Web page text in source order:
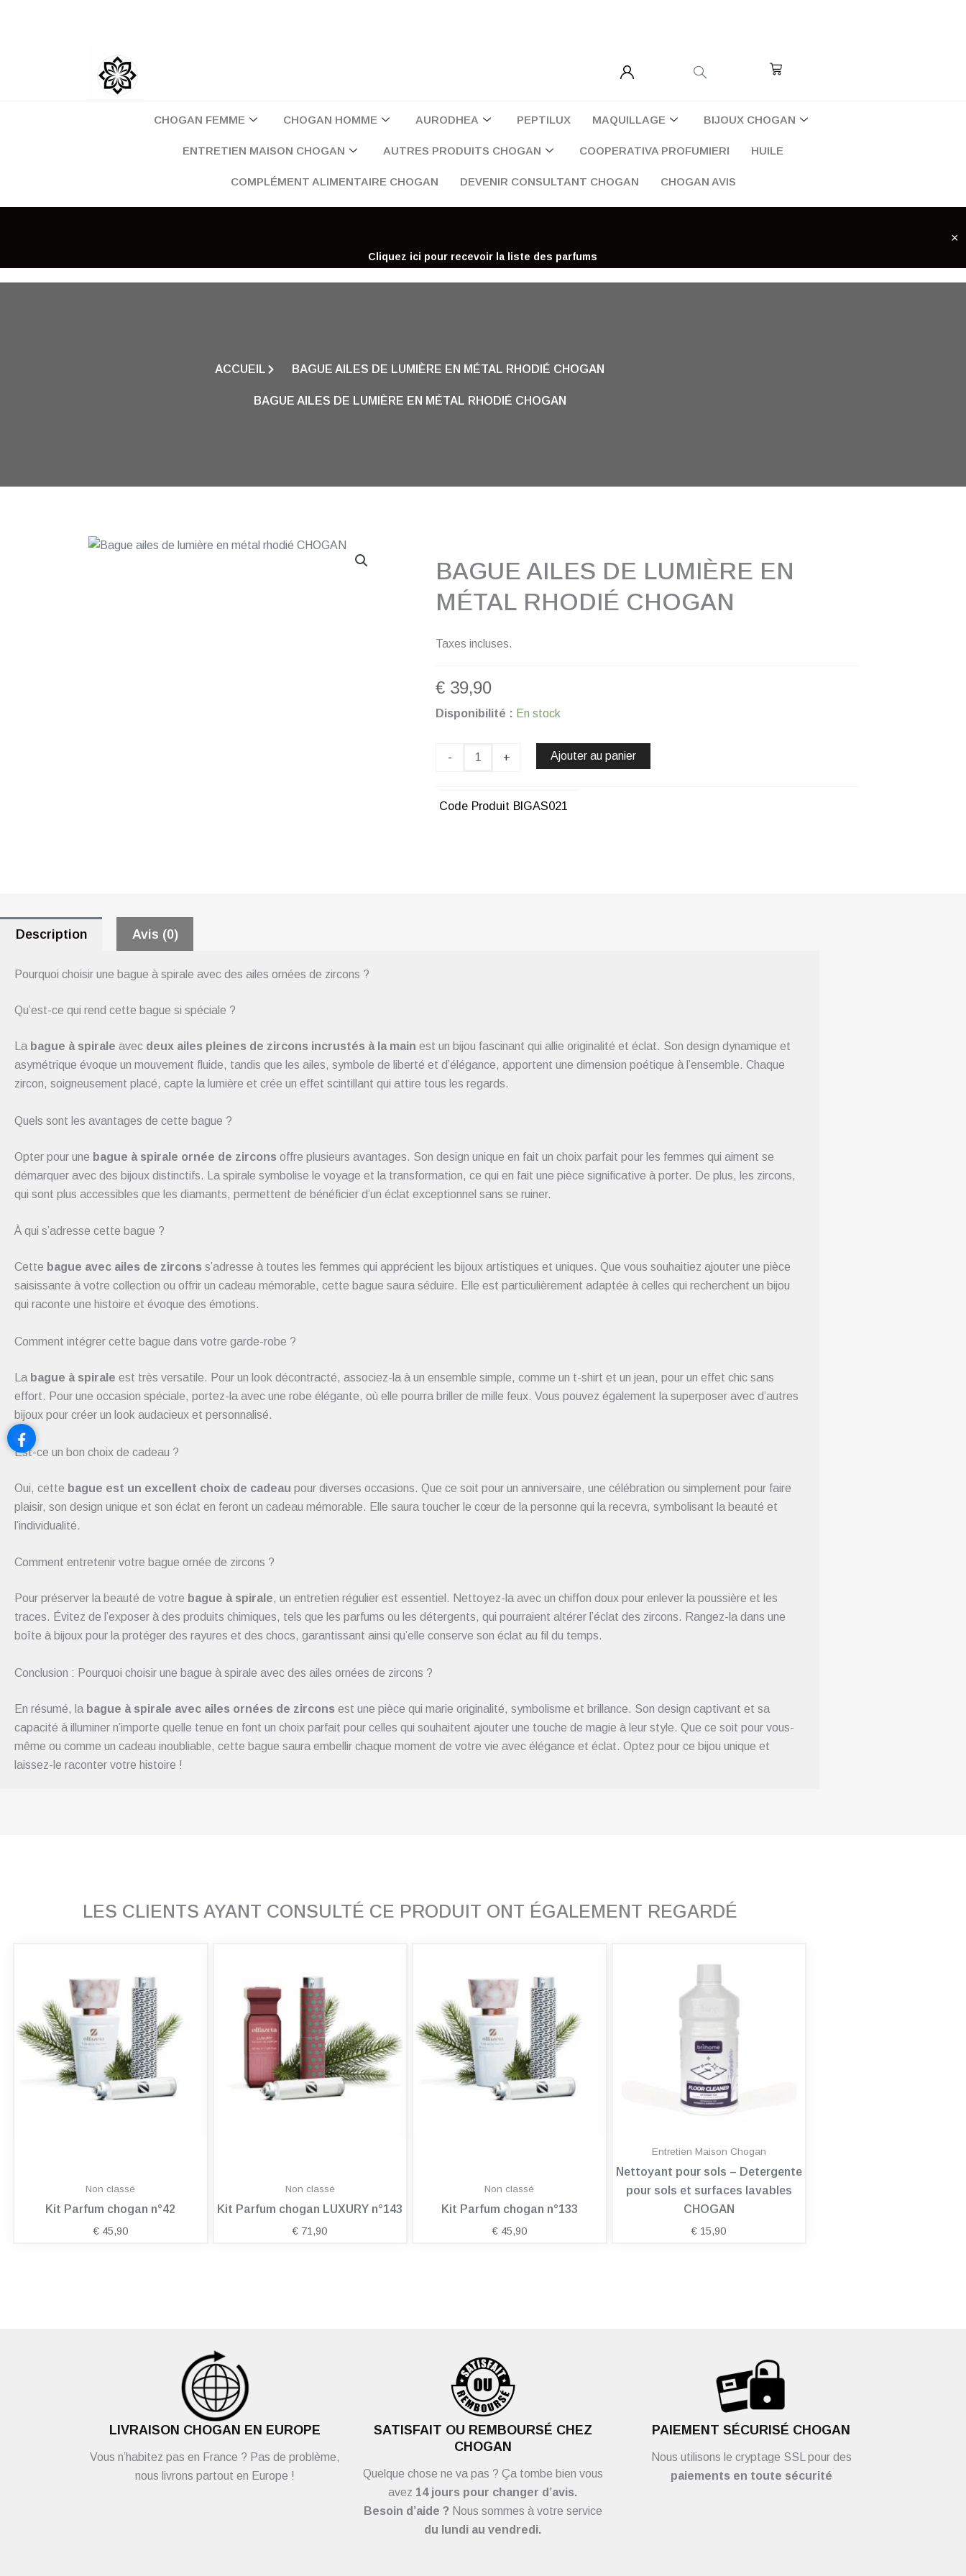
Cart
CHOGAN FEMME CHOGAN HOMME AURODHEA PEPTILUX MAQUILLAGE BIJOUX CHOGAN
ENTRETIEN MAISON CHOGAN AUTRES PRODUITS CHOGAN COOPERATIVA PROFUMIERI HUILE
COMPLÉMENT ALIMENTAIRE CHOGAN DEVENIR CONSULTANT CHOGAN CHOGAN AVIS
Cliquez ici pour recevoir la liste des parfums
×
ACCUEIL BAGUE AILES DE LUMIÈRE EN MÉTAL RHODIÉ CHOGAN
BAGUE AILES DE LUMIÈRE EN MÉTAL RHODIÉ CHOGAN
BAGUE AILES DE LUMIÈRE EN
MÉTAL RHODIÉ CHOGAN
Taxes incluses.
€ 39,90
Disponibilité : En stock
-
quantité
métal
+ Ajouter au panier
Code Produit BIGAS021
Description Avis (0)
Pourquoi choisir une bague à spirale avec des ailes ornées de zircons ?
Qu’est-ce qui rend cette bague si spéciale ?
La bague à spirale avec deux ailes pleines de zircons incrustés à la main est un bijou fascinant qui allie originalité et éclat. Son design dynamique et
asymétrique évoque un mouvement fluide, tandis que les ailes, symbole de liberté et d’élégance, apportent une dimension poétique à l’ensemble. Chaque
zircon, soigneusement placé, capte la lumière et crée un effet scintillant qui attire tous les regards.
Quels sont les avantages de cette bague ?
Opter pour une bague à spirale ornée de zircons offre plusieurs avantages. Son design unique en fait un choix parfait pour les femmes qui aiment se
démarquer avec des bijoux distinctifs. La spirale symbolise le voyage et la transformation, ce qui en fait une pièce significative à porter. De plus, les zircons,
qui sont plus accessibles que les diamants, permettent de bénéficier d’un éclat exceptionnel sans se ruiner.
À qui s’adresse cette bague ?
Cette bague avec ailes de zircons s’adresse à toutes les femmes qui apprécient les bijoux artistiques et uniques. Que vous souhaitiez ajouter une pièce
saisissante à votre collection ou offrir un cadeau mémorable, cette bague saura séduire. Elle est particulièrement adaptée à celles qui recherchent un bijou
qui raconte une histoire et évoque des émotions.
Comment intégrer cette bague dans votre garde-robe ?
La bague à spirale est très versatile. Pour un look décontracté, associez-la à un ensemble simple, comme un t-shirt et un jean, pour un effet chic sans
effort. Pour une occasion spéciale, portez-la avec une robe élégante, où elle pourra briller de mille feux. Vous pouvez également la superposer avec d’autres
bijoux pour créer un look audacieux et personnalisé.
Est-ce un bon choix de cadeau ?
Oui, cette bague est un excellent choix de cadeau pour diverses occasions. Que ce soit pour un anniversaire, une célébration ou simplement pour faire
plaisir, son design unique et son éclat en feront un cadeau mémorable. Elle saura toucher le cœur de la personne qui la recevra, symbolisant la beauté et
l’individualité.
Comment entretenir votre bague ornée de zircons ?
Pour préserver la beauté de votre bague à spirale, un entretien régulier est essentiel. Nettoyez-la avec un chiffon doux pour enlever la poussière et les
traces. Évitez de l’exposer à des produits chimiques, tels que les parfums ou les détergents, qui pourraient altérer l’éclat des zircons. Rangez-la dans une
boîte à bijoux pour la protéger des rayures et des chocs, garantissant ainsi qu’elle conserve son éclat au fil du temps.
Conclusion : Pourquoi choisir une bague à spirale avec des ailes ornées de zircons ?
En résumé, la bague à spirale avec ailes ornées de zircons est une pièce qui marie originalité, symbolisme et brillance. Son design captivant et sa
capacité à illuminer n’importe quelle tenue en font un choix parfait pour celles qui souhaitent ajouter une touche de magie à leur style. Que ce soit pour vous-
même ou comme un cadeau inoubliable, cette bague saura embellir chaque moment de votre vie avec élégance et éclat. Optez pour ce bijou unique et
laissez-le raconter votre histoire !
LES CLIENTS AYANT CONSULTÉ CE PRODUIT ONT ÉGALEMENT REGARDÉ
Non classé
Kit Parfum chogan n°42
€ 45,90
Non classé
Kit Parfum chogan LUXURY n°143
€ 71,90
Non classé
Kit Parfum chogan n°133
€ 45,90
Entretien Maison Chogan
Nettoyant pour sols – Detergente
pour sols et surfaces lavables
CHOGAN
€ 15,90
LIVRAISON CHOGAN EN EUROPE
Vous n’habitez pas en France ? Pas de problème,
nous livrons partout en Europe !
SATISFAIT OU REMBOURSÉ CHEZ
CHOGAN
Quelque chose ne va pas ? Ça tombe bien vous
avez 14 jours pour changer d’avis.
Besoin d’aide ?Nous sommes à votre service
du lundi au vendredi.
PAIEMENT SÉCURISÉ CHOGAN
Nous utilisons le cryptage SSL pour des
paiements en toute sécurité